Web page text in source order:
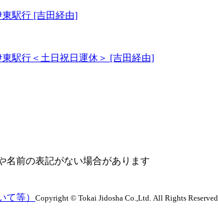
東駅行 [吉田経由]
東駅行＜土日祝日運休＞ [吉田経由]
前の表記がない場合があります
て等） Copyright © Tokai Jidosha Co.,Ltd. All Rights Reserved.